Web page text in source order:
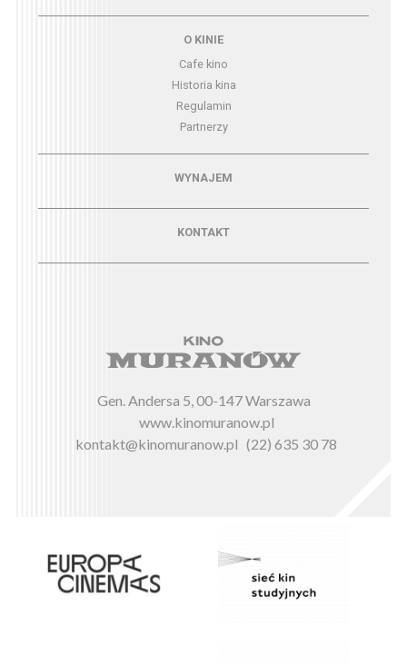
O KINIE
Cafe kino
Historia kina
Regulamin
Partnerzy
Menu - wynajemWYNAJEM
KONTAKT
Gen. Andersa 5, 00-147 Warszawa
www.kinomuranow.pl
kontakt@kinomuranow.pl (22) 635 30 78